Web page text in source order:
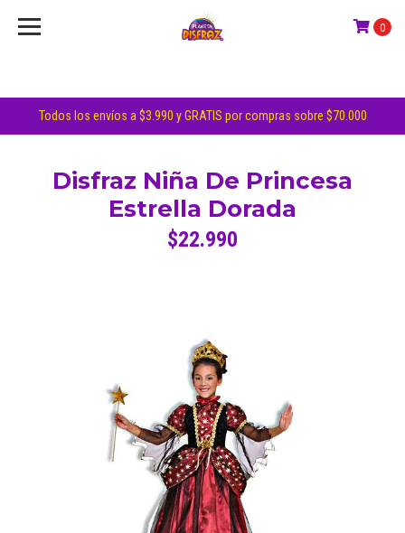
Todos los envíos a $3.990 y GRATIS por compras sobre $70.000
0
Disfraz Niña De Princesa
Estrella Dorada
$22.990